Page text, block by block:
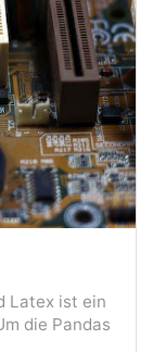
Latex ist ein
die Pandas